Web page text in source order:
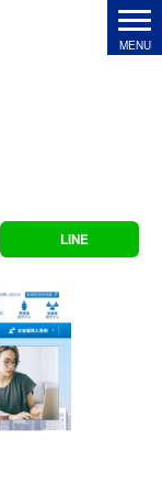
LINE